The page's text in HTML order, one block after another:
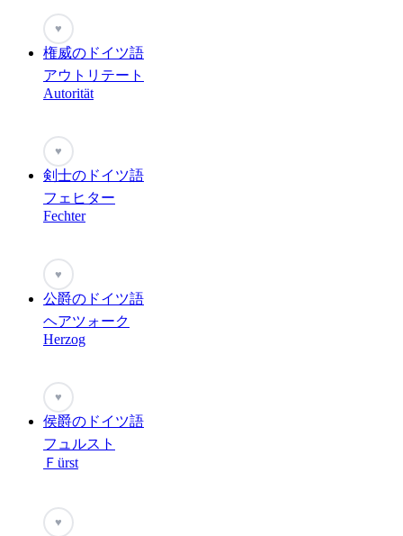
♥
権威のドイツ語
アウトリテート
Autorität
♥
剣士のドイツ語
フェヒター
Fechter
♥
公爵のドイツ語
ヘアツォーク
Herzog
♥
侯爵のドイツ語
フュルスト
Ｆürst
♥